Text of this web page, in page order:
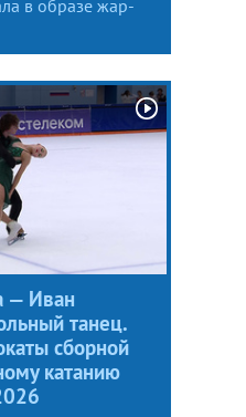
в образе жар-
— Иван
танец.
сборной
катанию